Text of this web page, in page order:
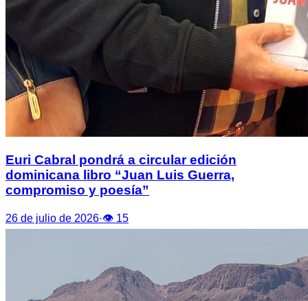
Euri Cabral pondrá a circular edición
dominicana libro “Juan Luis Guerra,
compromiso y poesía”
26 de julio de 2026·👁 15